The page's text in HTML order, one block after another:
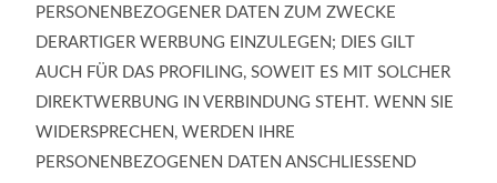
PERSONENBEZOGENER DATEN ZUM ZWECKE
DERARTIGER WERBUNG EINZULEGEN; DIES GILT
AUCH FÜR DAS PROFILING, SOWEIT ES MIT SOLCHER
DIREKTWERBUNG IN VERBINDUNG STEHT. WENN SIE
WIDERSPRECHEN, WERDEN IHRE
PERSONENBEZOGENEN DATEN ANSCHLIESSEND